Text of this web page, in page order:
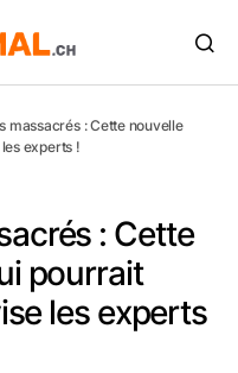
massacrés : Cette nouvelle
experts !
: Cette
pourrait
les experts